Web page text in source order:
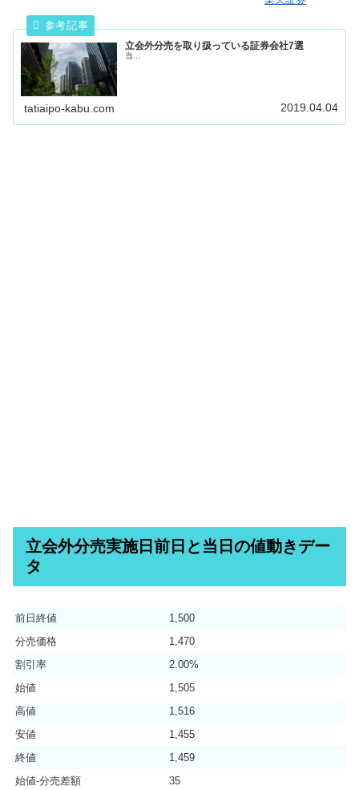
立会外分売を取り扱っている証券会社7選
当...
tatiaipo-kabu.com 2019.04.04
立会外分売実施日前日と当日の値動きデー
タ
前日終値
1,500
分売価格
1,470
割引率
2.00%
始値
1,505
高値
1,516
安値
1,455
終値
1,459
始値-分売差額
35